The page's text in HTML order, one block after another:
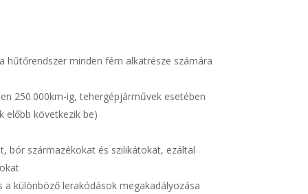
hűtőrendszer minden fém alkatrésze számára
250.000km-ig, tehergépjárművek esetében
előbb következik be)
származékokat és szilikátokat, ezáltal
különböző lerakódások megakadályozása